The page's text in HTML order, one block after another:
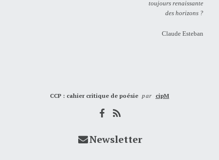
toujours renaissante
des horizons ?
Claude Esteban
CCP : cahier critique de poésie par cipM
Newsletter